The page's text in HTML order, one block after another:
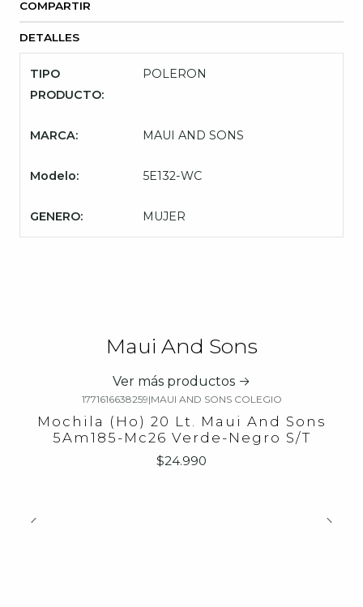
COMPARTIR
DETALLES
TIPO
PRODUCTO:
POLERON
MARCA: MAUI AND SONS
Modelo: 5E132-WC
GENERO: MUJER
Maui And Sons
Ver más productos
1771616638259|MAUI AND SONS COLEGIO
Mochila (Ho) 20 Lt. Maui And Sons
5Am185-Mc26 Verde-Negro S/T
$24.990